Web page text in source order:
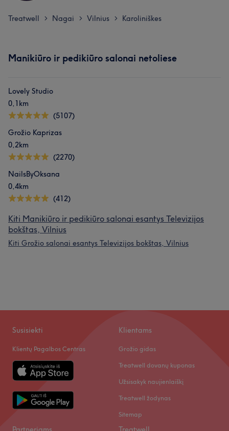
Treatwell > Nagai > Vilnius > Karoliniškes
Manikiūro ir pedikiūro salonai netoliese
Lovely Studio
0,1km
(5107)
Grožio Kaprizas
0,2km
(2270)
NailsByOksana
0,4km
(412)
Kiti Manikiūro ir pedikiūro salonai esantys Televizijos
bokštas, Vilnius
Kiti Grožio salonai esantys Televizijos bokštas, Vilnius
Susisiekti
Klientų Pagalbos Centras
Klientams
Grožio gidas
Treatwell dovanų kuponas
Užsisakyk naujienlaiškį
Treatwell žodynas
Sitemap